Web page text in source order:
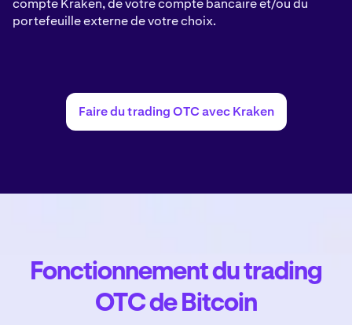
compte Kraken, de votre compte bancaire et/ou du
portefeuille externe de votre choix.
Faire du trading OTC avec Kraken
Fonctionnement du trading
OTC de Bitcoin